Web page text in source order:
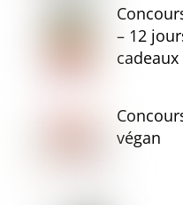
– 12
cadeaux
végan